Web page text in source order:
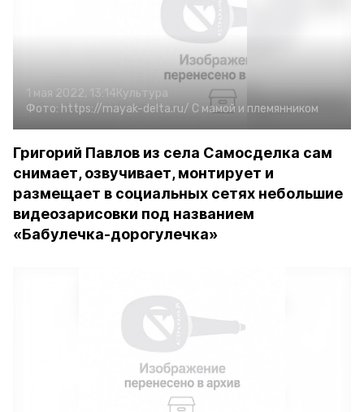
1 мая 2022, 13:14Культура
Фото: https://mayak-delta.ru/ С мамой и племянником
Григорий Павлов из села Самосделка сам
снимает, озвучивает, монтирует и
размещает в социальных сетях небольшие
видеозарисовки под названием
«Бабулечка-дорогулечка»